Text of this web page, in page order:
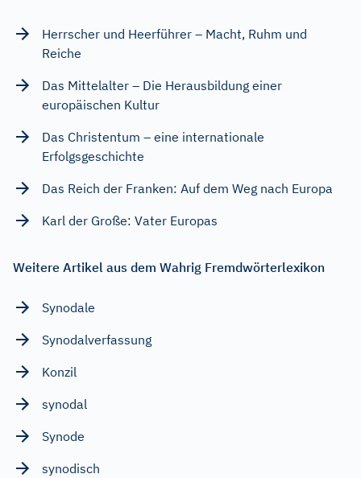
Herrscher und Heerführer – Macht, Ruhm und
Reiche
Das Mittelalter – Die Herausbildung einer
europäischen Kultur
Das Christentum – eine internationale
Erfolgsgeschichte
Das Reich der Franken: Auf dem Weg nach Europa
Karl der Große: Vater Europas
Weitere Artikel aus dem Wahrig Fremdwörterlexikon
Synodale
Synodalverfassung
Konzil
synodal
Synode
synodisch